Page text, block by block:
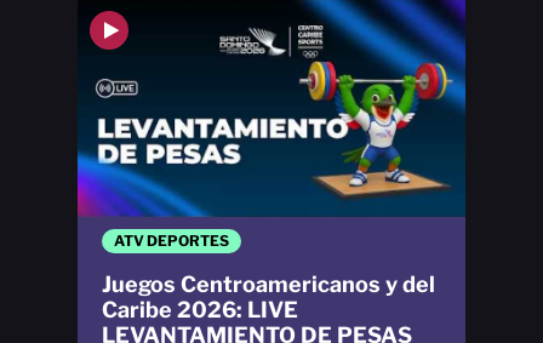
ATV DEPORTES
Juegos Centroamericanos y del
Caribe 2026: LIVE
LEVANTAMIENTO DE PESAS